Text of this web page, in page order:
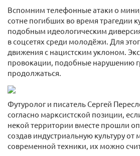
Вспомним телефонные атаки о
сотне погибших во время трагедии
подобным идеологическим
в соцсетях среди молодёжи. Для
движения с нацистским уклоном.
провокации, подобные нарушению
продолжаться.
Футуролог и писатель Сергей
согласно марксистской позиции,
некой территории вместе прошли
создав индустриальную культуру от
современной техники, их можно